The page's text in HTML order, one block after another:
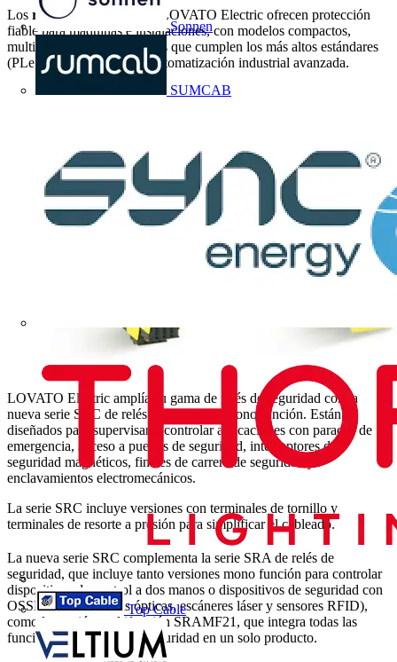
Sonnen
SUMCAB
Top Cable
Los relés de seguridad
de LOVATO Electric ofrecen protección
fiable para máquinas e instalaciones, con modelos compactos,
multifunción y programables que cumplen los más altos estándares
(PLe, SIL3), ideales para automatización industrial avanzada.
LOVATO Electric amplía su gama de relés de seguridad con la
nueva serie SRC de relés de seguridad mono función. Están
diseñados para supervisar y controlar aplicaciones con paradas de
emergencia, acceso a puertas de seguridad, interruptores de
seguridad magnéticos, finales de carrera de seguridad y
enclavamientos electromecánicos.
La serie SRC incluye versiones con terminales de tornillo y
terminales de resorte a presión para simplificar el cableado.
La nueva serie SRC complementa la serie SRA de relés de
seguridad, que incluye tanto versiones mono función para controlar
dispositivos de control a dos manos o dispositivos de seguridad con
OSSD (como cortinas ópticas, escáneres láser y sensores RFID),
como la versión multifunción SRAMF21, que integra todas las
funciones principales de seguridad en un solo producto.